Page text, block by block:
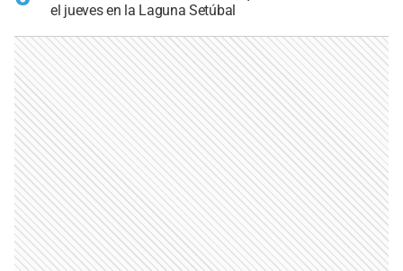
el jueves en la Laguna Setúbal